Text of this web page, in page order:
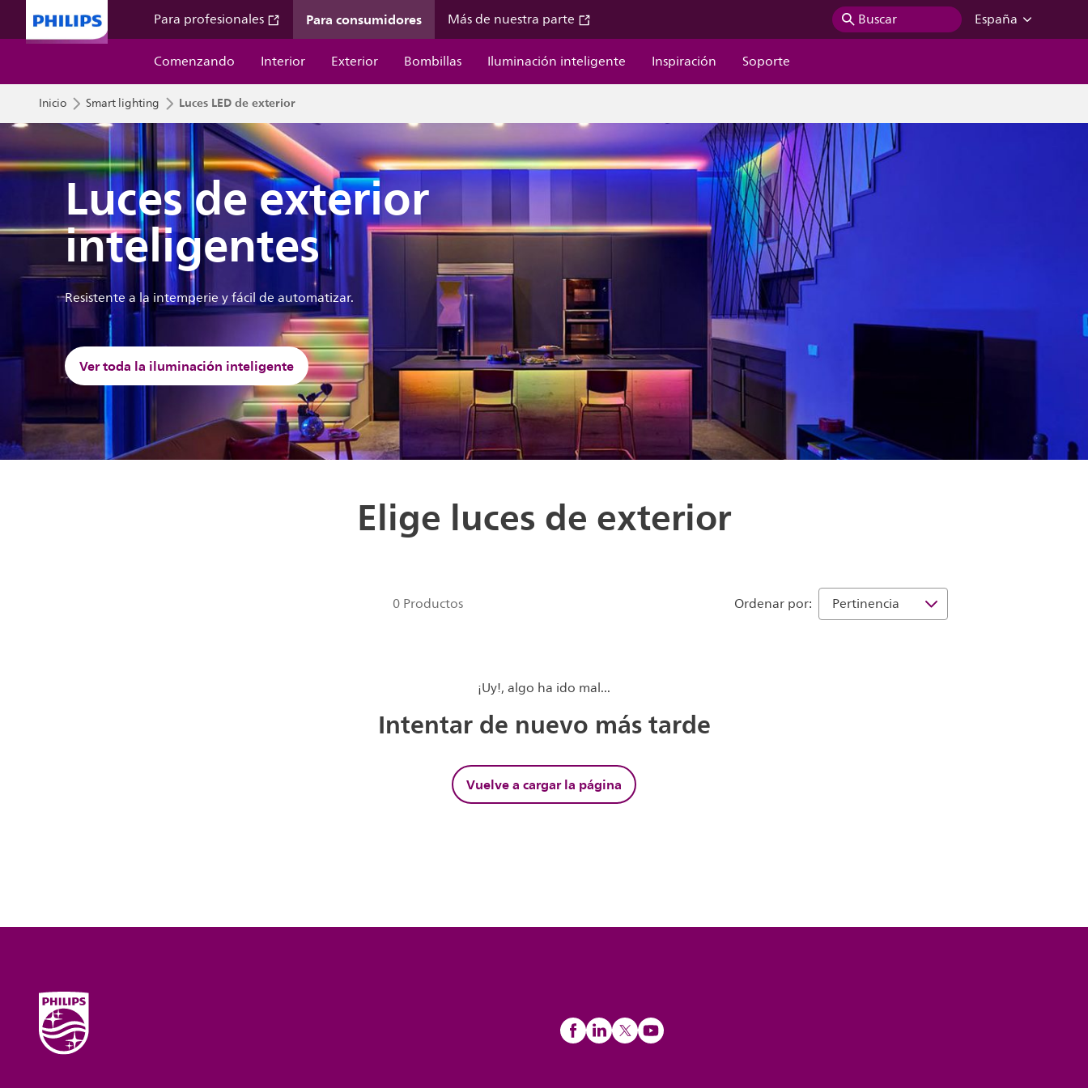
Para profesionales Para consumidores Más de nuestra parte Buscar
España
Comenzando
Interior Exterior Bombillas Iluminación inteligente Inspiración Soporte
Inicio Smart lighting Luces LED de exterior
Luces de exterior
inteligentes
Resistente a la intemperie y fácil de automatizar.
Ver toda la iluminación inteligente
Elige luces de exterior
0 Productos Ordenar por:
¡Uy!, algo ha ido mal...
Intentar de nuevo más tarde
Vuelve a cargar la página